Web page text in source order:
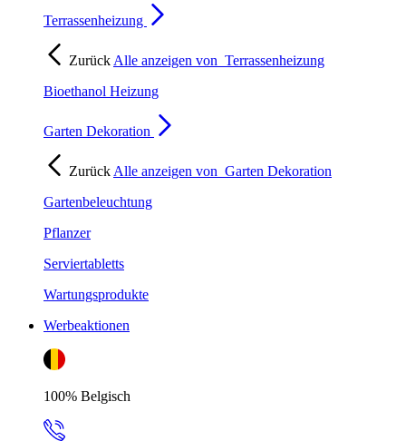
Terrassenheizung
Zurück Alle anzeigen von Terrassenheizung
Bioethanol Heizung
Garten Dekoration
Zurück Alle anzeigen von Garten Dekoration
Gartenbeleuchtung
Pflanzer
Serviertabletts
Wartungsprodukte
Werbeaktionen
100% Belgisch